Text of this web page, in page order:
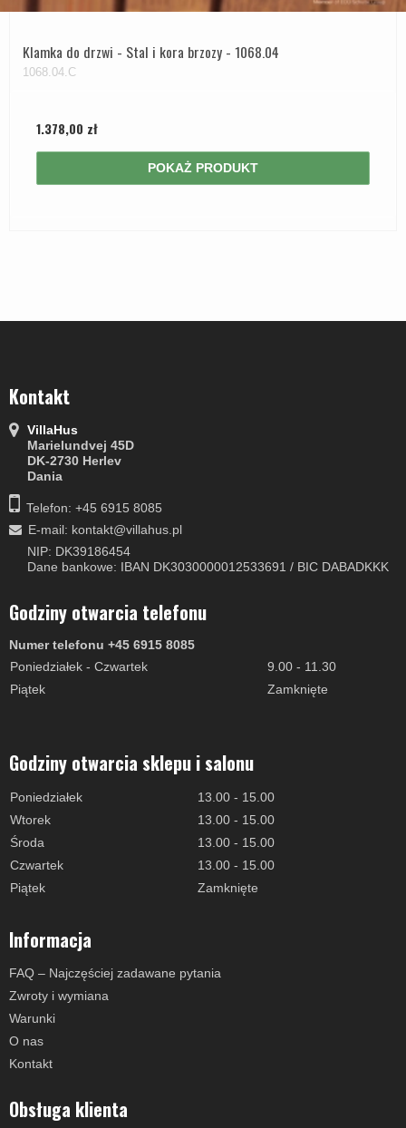
Klamka do drzwi - Stal i kora brzozy - 1068.04
1068.04.C
1.378,00 zł
POKAŻ PRODUKT
Kontakt
VillaHus
Marielundvej 45D
DK-2730 Herlev
Dania
Telefon: +45 6915 8085
E-mail: kontakt@villahus.pl
NIP: DK39186454
Dane bankowe: IBAN DK3030000012533691 / BIC DABADKKK
Godziny otwarcia telefonu
Numer telefonu +45 6915 8085
Poniedziałek - Czwartek
9.00 - 11.30
Piątek
Zamknięte
Godziny otwarcia sklepu i salonu
Poniedziałek
13.00 - 15.00
Wtorek
13.00 - 15.00
Środa
13.00 - 15.00
Czwartek
13.00 - 15.00
Piątek
Zamknięte
Informacja
FAQ – Najczęściej zadawane pytania
Zwroty i wymiana
Warunki
O nas
Kontakt
Obsługa klienta